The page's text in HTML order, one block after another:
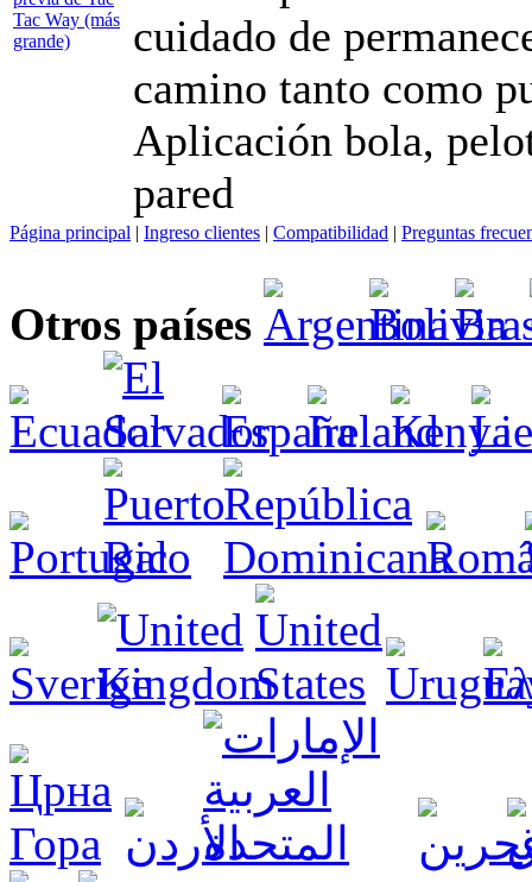
cuidado de
camino tanto como
Aplicación bola,
pared
Página principal | Ingreso clientes | Compatibilidad | Preguntas
Otros países